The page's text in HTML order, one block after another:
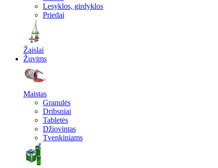
Lesyklos, girdyklos
Priedai
Žaislai
Žuvims
Maistas
Granulės
Dribsniai
Tabletės
Džiovintas
Tvenkiniams